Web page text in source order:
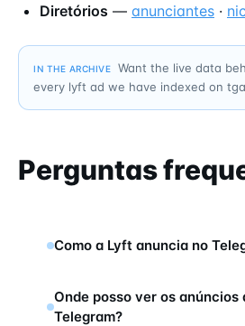
Diretórios — anunciantes ·
IN THE ARCHIVE
Want the live data
every lyft ad we have indexed on
Perguntas
Como a Lyft anuncia no
Onde posso ver os anúncios
Telegram?